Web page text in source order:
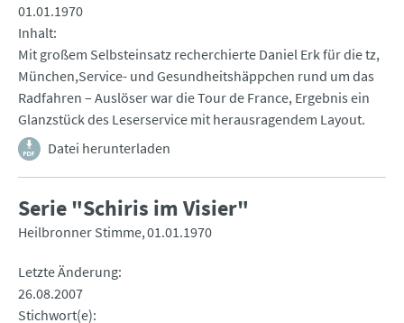
01.01.1970
Inhalt
Mit großem Selbsteinsatz recherchierte Daniel Erk für die tz,
München,Service- und Gesundheitshäppchen rund um das
Radfahren – Auslöser war die Tour de France, Ergebnis ein
Glanzstück des Leserservice mit herausragendem Layout.
Datei herunterladen
Serie "Schiris im Visier"
Heilbronner Stimme 01.01.1970
Letzte Änderung
26.08.2007
Stichwort(e)